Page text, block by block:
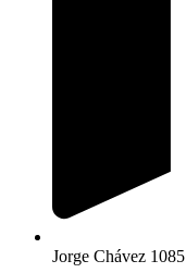
Jorge Chávez